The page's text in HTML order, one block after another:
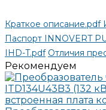
Краткое описание.pdf
Паспорт INNOVERT
IHD-T.pdf Отличия
Рекомендуем